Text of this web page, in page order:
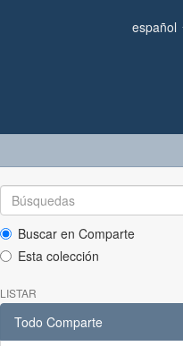
español
Buscar en Comparte
Esta colección
LISTAR
Todo Comparte